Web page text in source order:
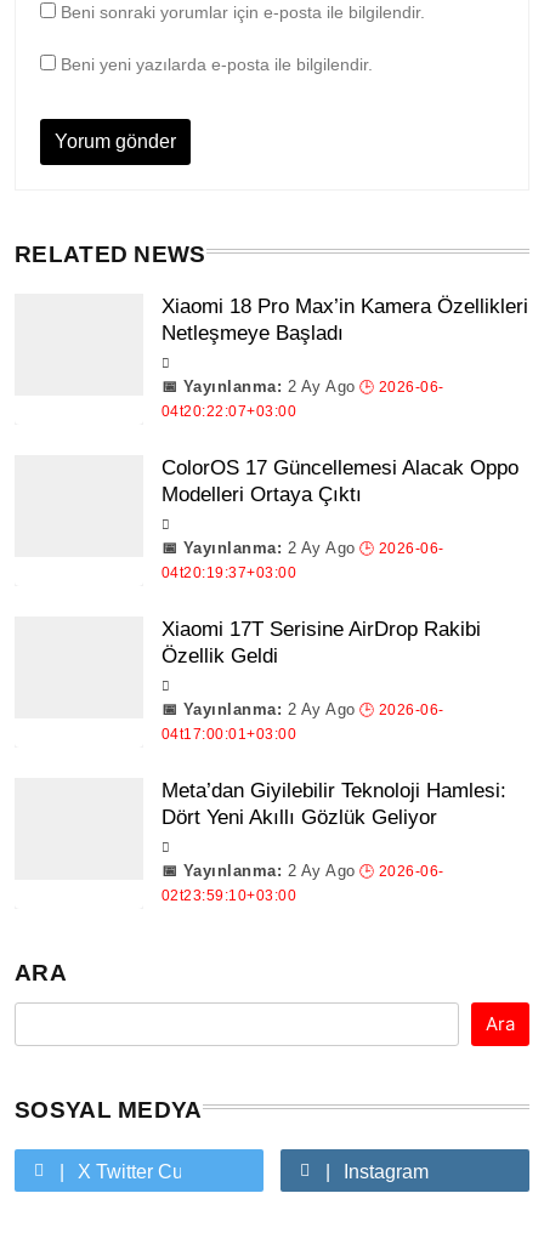
Beni sonraki yorumlar için e-posta ile bilgilendir.
Beni yeni yazılarda e-posta ile bilgilendir.
RELATED NEWS
Xiaomi 18 Pro Max’in Kamera Özellikleri
Netleşmeye Başladı
2 Ay Ago
ColorOS 17 Güncellemesi Alacak Oppo
Modelleri Ortaya Çıktı
2 Ay Ago
Xiaomi 17T Serisine AirDrop Rakibi
Özellik Geldi
2 Ay Ago
Meta’dan Giyilebilir Teknoloji Hamlesi:
Dört Yeni Akıllı Gözlük Geliyor
2 Ay Ago
ARA
Ara
SOSYAL MEDYA
X Twitter Custom Cursor On HoverInstagram